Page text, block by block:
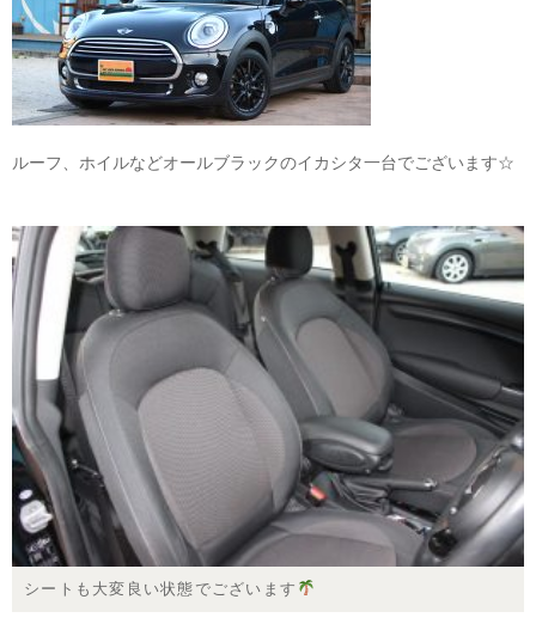
ルーフ、ホイルなどオールブラックのイカシタ一台でございます☆
シートも大変良い状態でございます